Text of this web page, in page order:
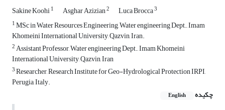
Sakine Koohi1 Asghar Azizian2 Luca Brocca3
1MSc in Water Resources Engineering, Water engineering Dept., Imam
Khomeini International University, Qazvin, Iran.
2Assistant Professor, Water engineering Dept., Imam Khomeini
International University, Qazvin, Iran
3Researcher, Research Institute for Geo-Hydrological Protection IRPI,
Perugia, Italy.
چکیده
English